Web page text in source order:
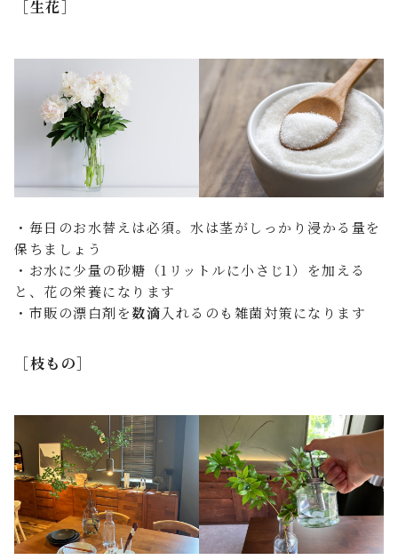
［生花］
・毎日のお水替えは必須。水は茎がしっかり浸かる量を
保ちましょう
・お水に少量の砂糖（1リットルに小さじ1）を加える
と、花の栄養になります
・市販の漂白剤を数滴入れるのも雑菌対策になります
［枝もの］